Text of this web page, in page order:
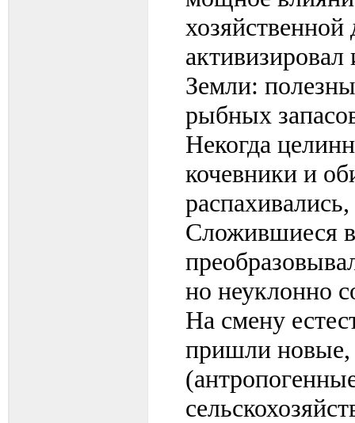
хозяйственной
Земли:
рыбных
Некогда
кочевники и
Сложившиеся
но неуклонно
На смену
пришли новые,